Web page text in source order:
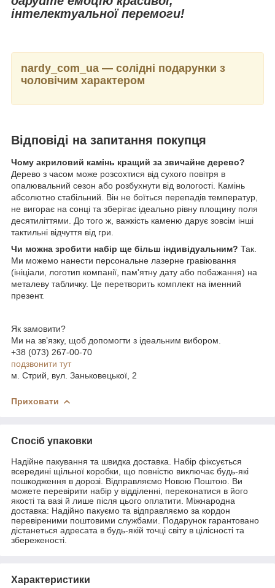
інтелектуальної перемоги!
nardy_com_ua — солідні подарунки з
чоловічим характером
Відповіді на запитання покупця
Чому акриловий камінь кращий за звичайне дерево?
Дерево з часом може розсохтися від сухого повітря в
опалювальний сезон або розбухнути від вологості. Камінь
абсолютно стабільний. Він не боїться перепадів температур,
не вигорає на сонці та зберігає ідеально рівну площину поля
десятиліттями. До того ж, важкість каменю дарує зовсім інші
тактильні відчуття від гри.
Чи можна зробити набір ще більш індивідуальним? Так.
Ми можемо нанести персональне лазерне гравіювання
(ініціали, логотип компанії, пам'ятну дату або побажання) на
металеву табличку. Це перетворить комплект на іменний
презент.
Як замовити?
Ми на зв’язку, щоб допомогти з ідеальним вибором.
+38 (073) 267-00-70
подзвонити тут
м. Стрий, вул. Заньковецької, 2
Приховати
Спосіб упаковки
Надійне пакування та швидка доставка. Набір фіксується
всередині щільної коробки, що повністю виключає будь-які
пошкодження в дорозі. Відправляємо Новою Поштою. Ви
можете перевірити набір у відділенні, переконатися в його
якості та вазі й лише після цього оплатити. Міжнародна
доставка: Надійно пакуємо та відправляємо за кордон
перевіреними поштовими службами. Подарунок гарантовано
дістанеться адресата в будь-якій точці світу в цілісності та
збереженості.
Характеристики